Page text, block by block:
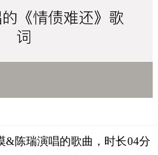
&陈瑞演唱的歌曲，时长04分